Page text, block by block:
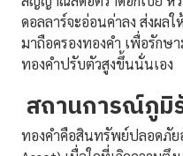
ดอลลาร์จะอ่อนค่าลง ส่งผล
มาถือครองทองคำ เพื่อรักษ
ทองคำปรับตัวสูงขึ้นนั่นเอง
สถานการณ์ภูมิ
ทองคำคือสินทรัพย์ปลอดภัย